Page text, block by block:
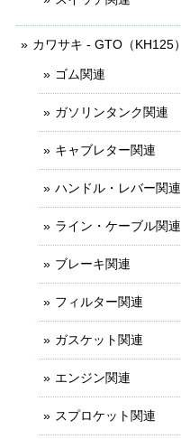
カワサキ - GTO（KH125）
ゴム関連
ガソリンタンク関連
キャブレター関連
ハンドル・レバー関連
ライン・ケーブル関連
ブレーキ関連
フィルター関連
ガスケット関連
エンジン関連
スプロケット関連